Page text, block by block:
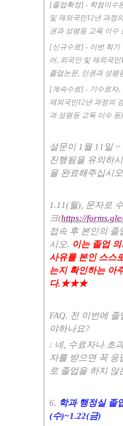
[졸업확정] - 학점이수
및 재외국민12년 과정
권과 성평등 교육 이수
[신규수료] - 이번 학기
어, 외국인 및 재외국민
졸업논문, 인권과 성평
[계속수료] - 기수료자,
재외국민12년 과정의
과 성평등 교육 이수 등)
설문이 1 월 11 일~
진행됨을 유의하
을 완료해주십시오
1.11(월), 문자로
크(https://
접속 후 본인의 졸
시오. 이는 졸업
사유를 본인 스스
는지 확인하는 아
다.★★★
FAQ. 전 이번에 졸
야하나요?
: 네, 수료자나 초
자를 받으면 꼭 응
로 졸업을 하지 않
6. 학과 행정실 졸
(수)~1.22(금)